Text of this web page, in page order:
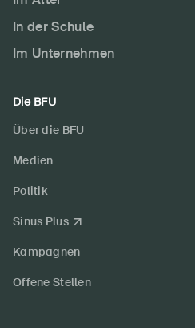
In der Schule
Im Unternehmen
Die BFU
Über die BFU
Medien
Politik
Sinus Plus
Kampagnen
Offene Stellen